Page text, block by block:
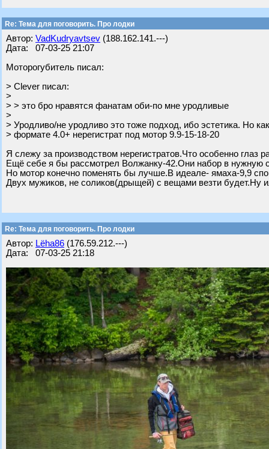
Re: Тема для поговорить. Про лодки
Автор: VadKudryavtsev (188.162.141.---)
Дата: 07-03-25 21:07
Моторогубитель писал:
> Clever писал:
>
> > это бро нравятся фанатам оби-по мне уродливые
>
> Уродливо/не уродливо это тоже подход, ибо эстетика. Но
> формате 4.0+ нерегистрат под мотор 9.9-15-18-20
Я слежу за производством нерегистратов.Что особенно глаз
Ещё себе я бы рассмотрел Волжанку-42.Они набор в нужную
Но мотор конечно поменять бы лучше.В идеале- ямаха-9,9
Двух мужиков, не соликов(дрыщей) с вещами везти будет.Ну
Re: Тема для поговорить. Про лодки
Автор: Lёha86 (176.59.212.---)
Дата: 07-03-25 21:18